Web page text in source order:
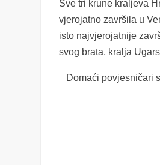
Sve tri krune kraljeva
vjerojatno završila u
isto najvjerojatnije
svog brata, kralja
Domaći povjesničari